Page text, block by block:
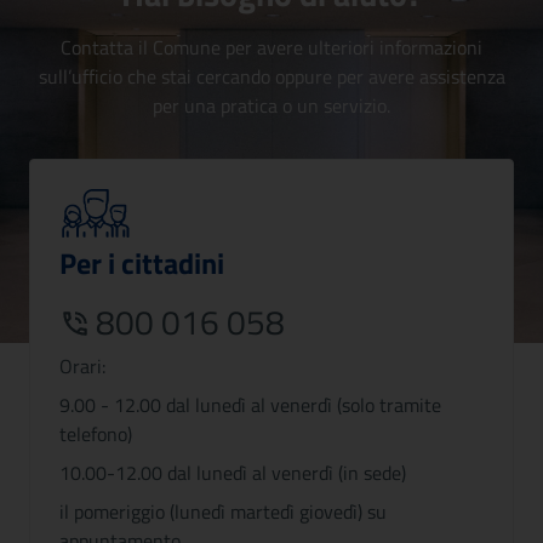
Contatta il Comune per avere ulteriori informazioni
sull’ufficio che stai cercando oppure per avere assistenza
per una pratica o un servizio.
Per i cittadini
800 016 058
Orari:
9.00 - 12.00 dal lunedì al venerdì (solo tramite
telefono)
10.00-12.00 dal lunedì al venerdì (in sede)
il pomeriggio (lunedì martedì giovedì) su